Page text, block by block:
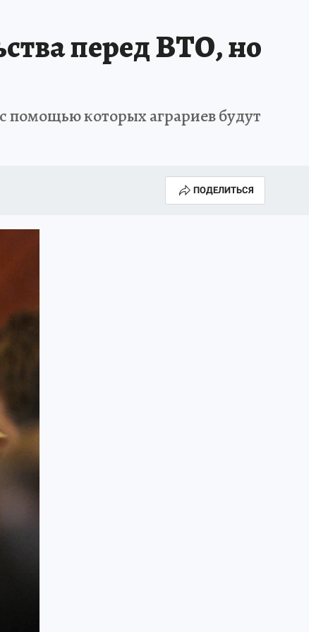
перед ВТО, но
помощью которых аграриев будут
ПОДЕЛИТЬСЯ